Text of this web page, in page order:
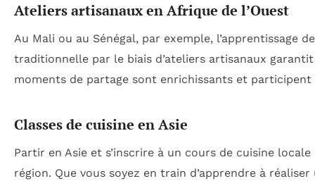
Ateliers artisanaux en Afrique de l’Ouest
Au Mali ou au Sénégal, par exemple, l’apprentissage
traditionnelle par le biais d’ateliers artisanaux
moments de partage sont enrichissants et
Classes de cuisine en Asie
Partir en Asie et s’inscrire à un cours de cuisine
région. Que vous soyez en train d’apprendre à